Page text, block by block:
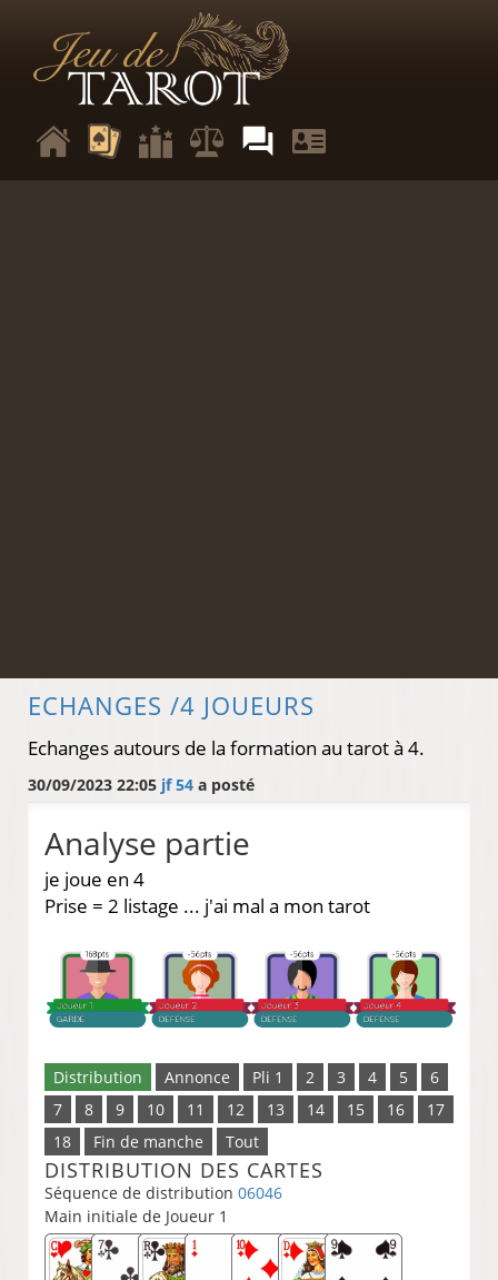
ECHANGES /4 JOUEURS
Echanges autours de la formation au tarot à 4.
30/09/2023 22:05 jf 54 a posté
Analyse partie
je joue en 4
Prise = 2 listage ... j'ai mal a mon tarot
Distribution Annonce Pli 1 2 3 4 5
6
7
8 9 10 11 12 13 14 15 16
17
18
Fin de manche Tout
DISTRIBUTION DES CARTES
Séquence de distribution 06046
Main initiale de Joueur 1